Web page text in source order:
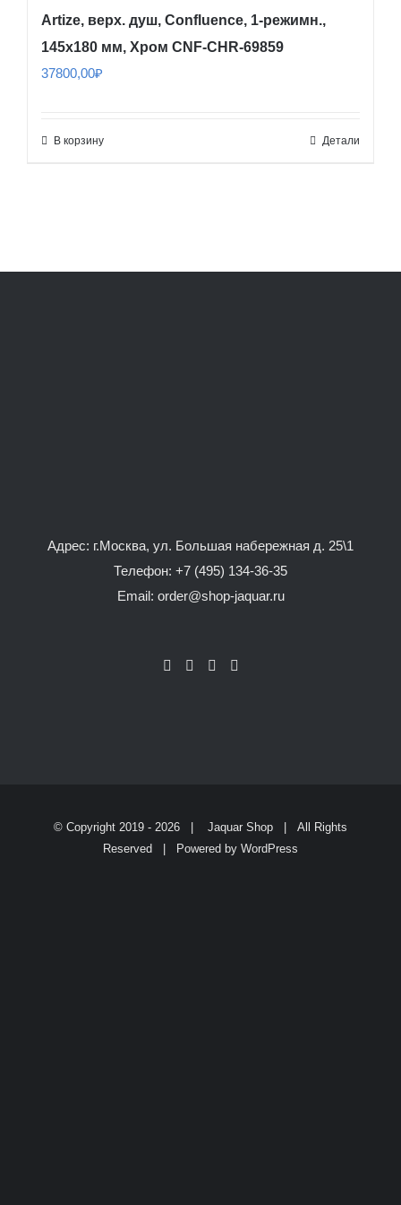
Artize, верх. душ, Confluence, 1-режимн.,
145х180 мм, Хром CNF-CHR-69859
37800,00₽
В корзину Детали
Адрес: г.Москва, ул. Большая набережная д. 25\1
Телефон: +7 (495) 134-36-35
Email: order@shop-jaquar.ru
© Copyright 2019 - 2026 | Jaquar Shop | All Rights
Reserved | Powered by WordPress